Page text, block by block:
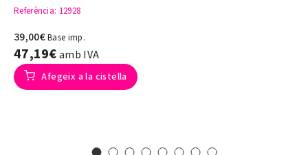
Referència: 12928
39,00€Base imp.
47,19€amb IVA
Afegeix a la cistella